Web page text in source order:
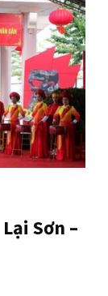
Sơn –